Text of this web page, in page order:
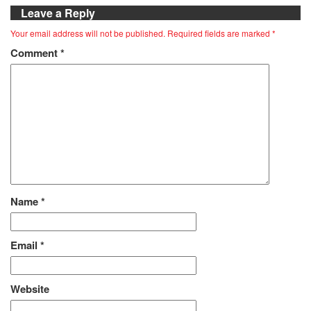
Leave a Reply
Your email address will not be published. Required fields are marked *
Comment*
Name*
Email *
Website